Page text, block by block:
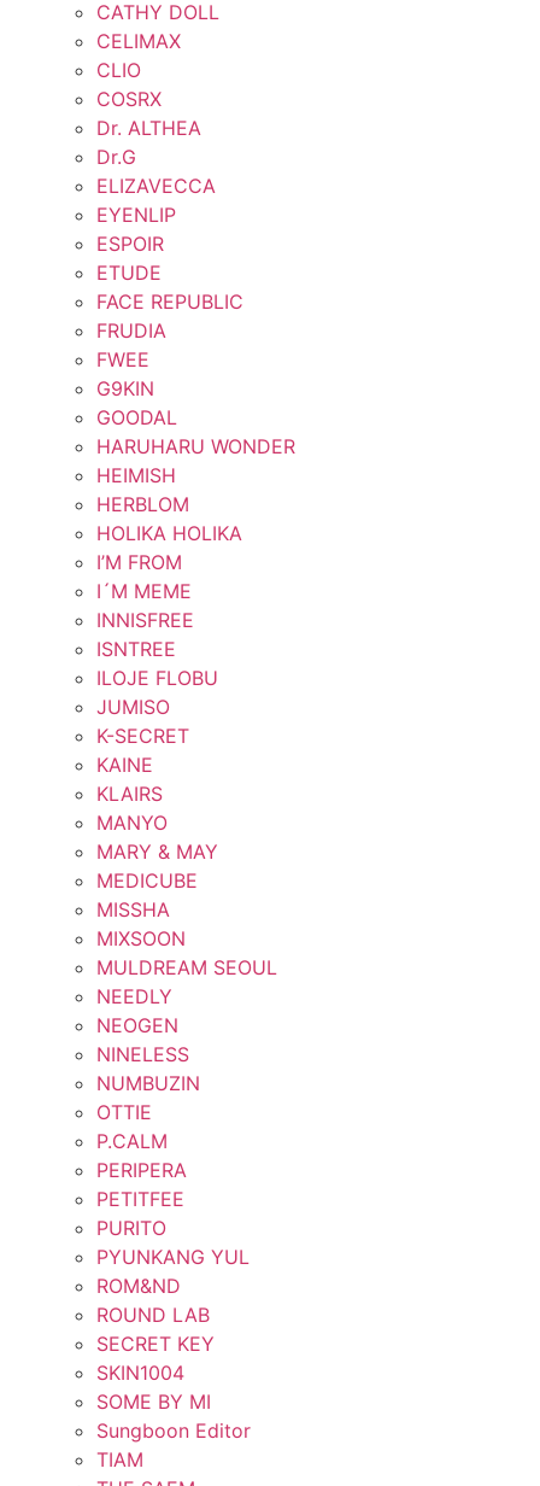
CATHY DOLL
CELIMAX
CLIO
COSRX
Dr. ALTHEA
Dr.G
ELIZAVECCA
EYENLIP
ESPOIR
ETUDE
FACE REPUBLIC
FRUDIA
FWEE
G9KIN
GOODAL
HARUHARU WONDER
HEIMISH
HERBLOM
HOLIKA HOLIKA
I’M FROM
I´M MEME
INNISFREE
ISNTREE
ILOJE FLOBU
JUMISO
K-SECRET
KAINE
KLAIRS
MANYO
MARY & MAY
MEDICUBE
MISSHA
MIXSOON
MULDREAM SEOUL
NEEDLY
NEOGEN
NINELESS
NUMBUZIN
OTTIE
P.CALM
PERIPERA
PETITFEE
PURITO
PYUNKANG YUL
ROM&ND
ROUND LAB
SECRET KEY
SKIN1004
SOME BY MI
Sungboon Editor
TIAM